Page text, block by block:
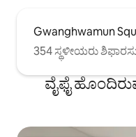
Gwanghwamun
354 ಸ್ಥಳೀಯರು
ವೈಫೈ